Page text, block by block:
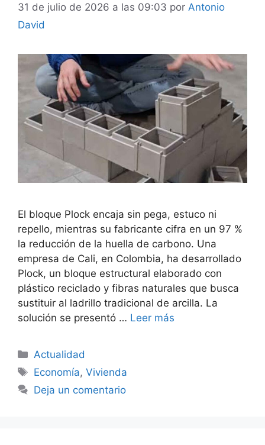
31 de julio de 2026 a las 09:03 por Antonio
David
El bloque Plock encaja sin pega, estuco ni
repello, mientras su fabricante cifra en un 97 %
la reducción de la huella de carbono. Una
empresa de Cali, en Colombia, ha desarrollado
Plock, un bloque estructural elaborado con
plástico reciclado y fibras naturales que busca
sustituir al ladrillo tradicional de arcilla. La
solución se presentó … Leer más
Categorías
Actualidad
Etiquetas
Economía,Vivienda
Deja un comentario